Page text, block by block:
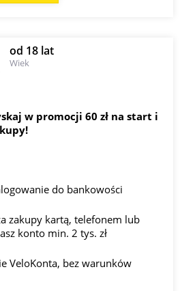
od 18 lat
Wiek
w promocji 60 zł na start i
do bankowości
zakupy kartą, telefonem lub
konto min. 2 tys. zł
VeloKonta, bez warunków